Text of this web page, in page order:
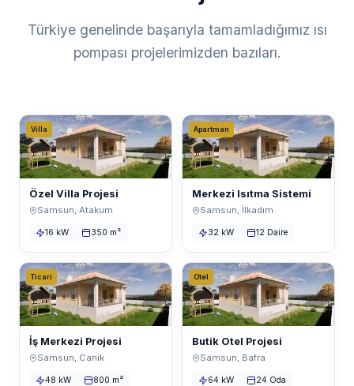
Türkiye genelinde başarıyla tamamladığımız ısı
pompası projelerimizden bazıları.
Villa
Özel Villa Projesi
Samsun, Atakum
16 kW 350 m²
Apartman
Merkezi Isıtma Sistemi
Samsun, İlkadım
32 kW 12 Daire
Ticari
İş Merkezi Projesi
Samsun, Canik
48 kW 800 m²
Otel
Butik Otel Projesi
Samsun, Bafra
64 kW 24 Oda